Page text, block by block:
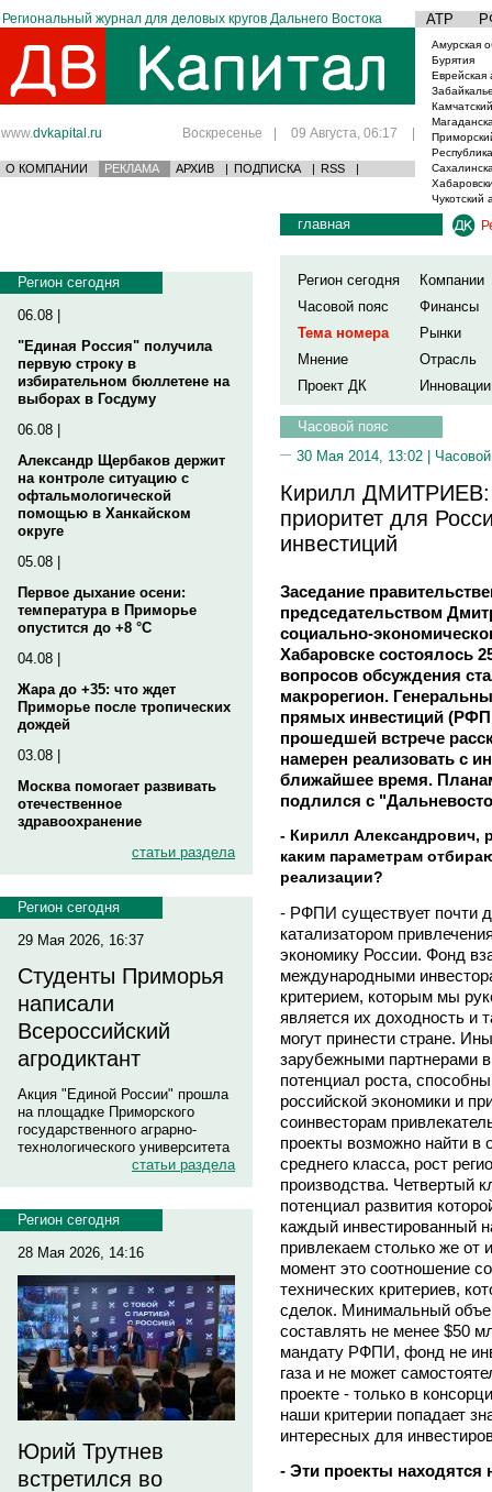
Региональный журнал для деловых кругов Дальнего Востока АТР
www.dvkapital.ru Воскресенье | 09 Августа, 06:17 |
О КОМПАНИИ РЕКЛАМА АРХИВ | ПОДПИСКА | RSS |
Амурская
Бурятия
Еврейская
Чукотский
Регион сегодня
06.08 |
"Единая Россия" получила
первую строку в
избирательном бюллетене на
выборах в Госдуму
06.08 |
Александр Щербаков держит
на контроле ситуацию с
офтальмологической
помощью в Ханкайском
округе
05.08 |
Первое дыхание осени:
температура в Приморье
опустится до +8 °C
04.08 |
Жара до +35: что ждет
Приморье после тропических
дождей
03.08 |
Москва помогает развивать
отечественное
здравоохранение
статьи раздела
Регион сегодня
29 Мая 2026, 16:37
Студенты Приморья
написали
Всероссийский
агродиктант
Акция "Единой России" прошла
на площадке Приморского
государственного аграрно-
технологического университета
статьи раздела
Регион сегодня
28 Мая 2026, 14:16
Юрий Трутнев
встретился во
главная
Регион сегодня
Компании
Часовой пояс
Финансы
Тема номера
Рынки
Мнение
Отрасль
Проект ДК
Инновации
Часовой пояс
30 Мая 2014, 13:02 |
Кирилл ДМИТРИЕВ:
приоритет для
инвестиций
Заседание
председательством
социально-
Хабаровске состоялось
вопросов обсуждения
макрорегион.
прямых инвестиций
прошедшей встрече
намерен реализовать с
ближайшее время.
подлился с
- Кирилл Александрович,
каким параметрам
реализации?
- РФПИ существует почти
катализатором
экономику России. Фонд
международными
критерием, которым мы
является их доходность и
могут принести стране.
зарубежными партнерами
потенциал роста,
российской экономики и
соинвесторам
проекты возможно найти в
среднего класса, рост
производства. Четвертый
потенциал развития
каждый инвестированный
привлекаем столько же от
момент это соотношение
технических критериев,
сделок. Минимальный
составлять не менее $50
мандату РФПИ, фонд не
газа и не может
проекте - только в
наши критерии попадает
интересных для
- Эти проекты находятся